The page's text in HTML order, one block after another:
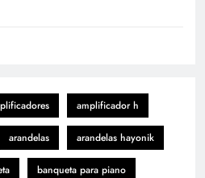
amplificador h
arandelas arandelas hayonik
banqueta para piano